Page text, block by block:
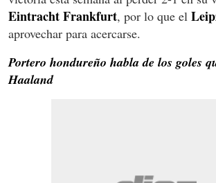
Eintracht Frankfurt, por lo que el
aprovechar para acercarse.
Portero hondureño habla de los goles
Haaland